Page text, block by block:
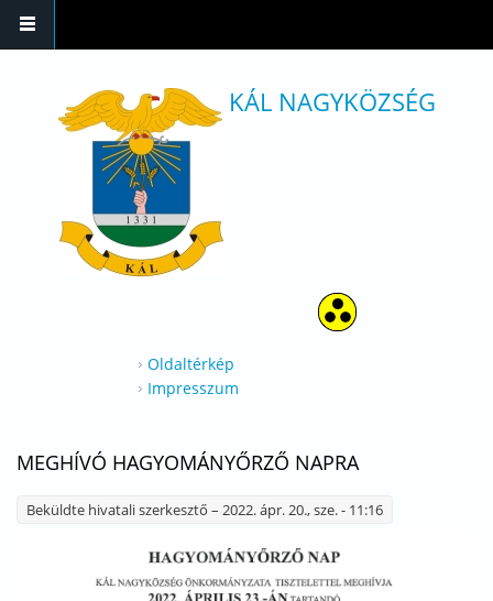
KÁL NAGYKÖZSÉG
Oldaltérkép
Impresszum
MEGHÍVÓ HAGYOMÁNYŐRZŐ NAPRA
Beküldte hivatali szerkesztő – 2022. ápr. 20., sze. - 11:16